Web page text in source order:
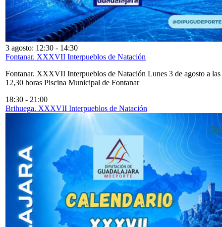
3 agosto: 12:30 - 14:30
Fontanar. XXXVII Interpueblos de Natación
Fontanar. XXXVII Interpueblos de Natación Lunes 3 de agosto a las
12,30 horas Piscina Municipal de Fontanar
18:30 - 21:00
Brihuega. XXXVII Interpueblos de Natación